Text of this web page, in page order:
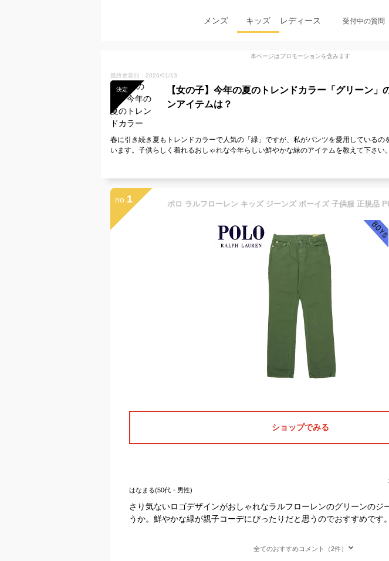
メンズ キッズ レディース 受付中の質問
本ページはプロモーションを含みます
最終更新日：2026/01/13
決定
【女の子】今年の夏のトレンドカラー「グリーン」
ンアイテムは？
春に引き続き夏もトレンドカラーで人気の「緑」ですが、私がパンツを愛用しているの
います。子供らしく着れるおしゃれな今年らしい鮮やかな緑のアイテムを教えて下さい。
no. 1
ショップでみる
はなまる(50代・男性)
さり気ないロゴデザインがおしゃれなラルフローレンのグリーンのジ
うか。鮮やかな緑が親子コーデにぴったりだと思うのでおすすめです。
全てのおすすめコメント（2件）